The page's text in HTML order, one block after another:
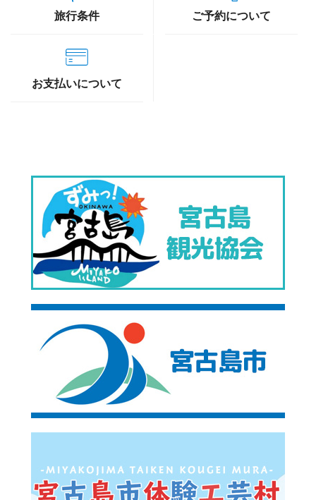
旅行条件 ご予約について
お支払いについて